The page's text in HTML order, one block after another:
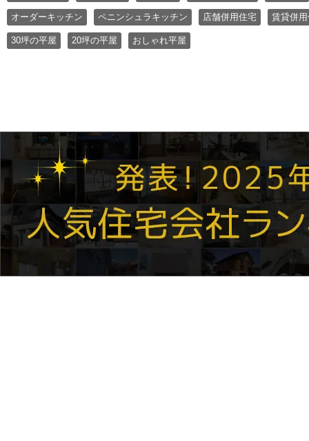
オーダーキッチン ペニンシュラキッチン 店舗併用住宅 賃貸併
30坪の平屋 20坪の平屋 おしゃれ平屋